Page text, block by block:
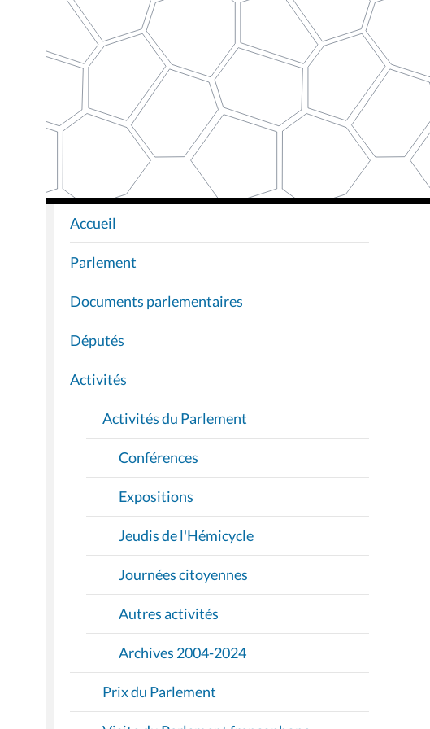
N
A
V
I
G
A
T
I
O
Accueil
Parlement
Documents parlementaires
Députés
Activités
Activités du Parlement
Conférences
Expositions
Jeudis de l'Hémicycle
Journées citoyennes
Autres activités
Archives 2004-2024
Prix du Parlement